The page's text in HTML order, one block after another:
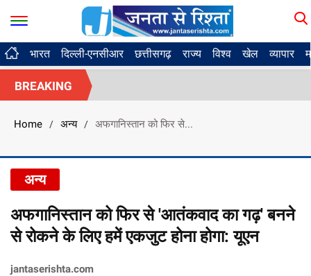
भारत दिल्ली-एनसीआर छत्तीसगढ़ राज्य विश्व खेल व्यापार
BREAKING
Home / अन्य / अफगानिस्तान को फिर से...
अन्य
अफगानिस्तान को फिर से 'आतंकवाद का गढ़' बनने
से रोकने के लिए हमें एकजुट होना होगा: यूएन
jantaserishta.com